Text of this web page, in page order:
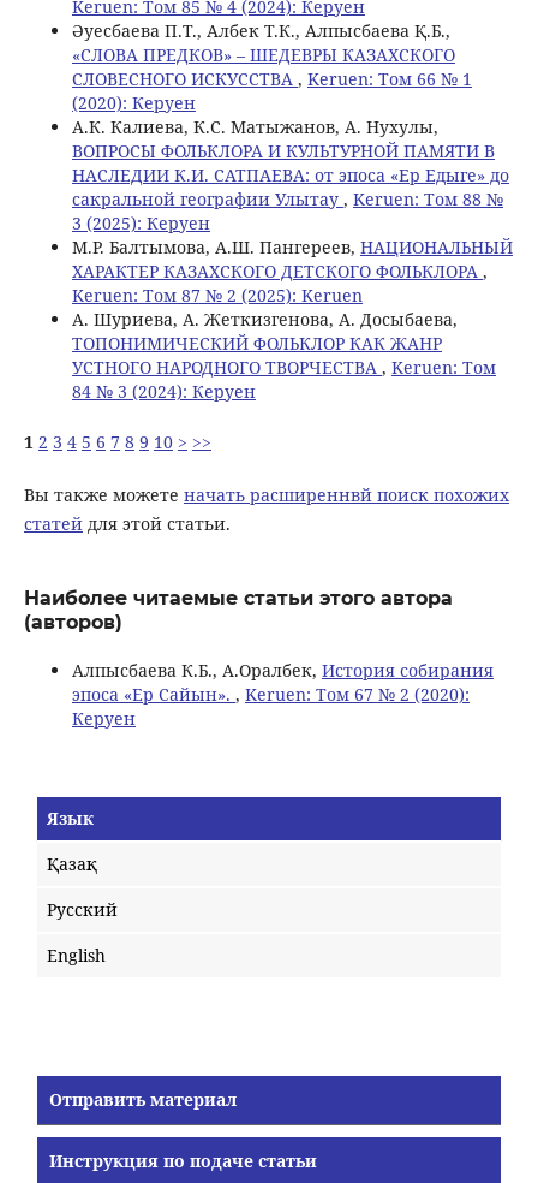
Keruen: Том 85 № 4 (2024): Керуен
Әуесбаева П.Т., Албек Т.К., Алпысбаева Қ.Б.,
«СЛОВА ПРЕДКОВ» – ШЕДЕВРЫ КАЗАХСКОГО
СЛОВЕСНОГО ИСКУССТВА , Keruen: Том 66 № 1
(2020): Керуен
А.К. Калиева, К.С. Матыжанов, А. Нухулы,
ВОПРОСЫ ФОЛЬКЛОРА И КУЛЬТУРНОЙ ПАМЯТИ В
НАСЛЕДИИ К.И. САТПАЕВА: от эпоса «Ер Едыге» до
сакральной географии Улытау , Keruen: Том 88 №
3 (2025): Керуен
М.Р. Балтымова, А.Ш. Пангереев, НАЦИОНАЛЬНЫЙ
ХАРАКТЕР КАЗАХСКОГО ДЕТСКОГО ФОЛЬКЛОРА ,
Keruen: Том 87 № 2 (2025): Keruen
А. Шуриева, А. Жеткизгенова, А. Досыбаева,
ТОПОНИМИЧЕСКИЙ ФОЛЬКЛОР КАК ЖАНР
УСТНОГО НАРОДНОГО ТВОРЧЕСТВА , Keruen: Том
84 № 3 (2024): Керуен
1 2 3 4 5 6 7 8 9 10 > >>
Вы также можете начать расширеннвй поиск похожих
статейдля этой статьи.
Наиболее читаемые статьи этого автора
(авторов)
Алпысбаева К.Б., А.Оралбек, История собирания
эпоса «Ер Сайын». , Keruen: Том 67 № 2 (2020):
Керуен
Язык
Қазақ
Русский
English
Отправить материал
Инструкция по подаче статьи